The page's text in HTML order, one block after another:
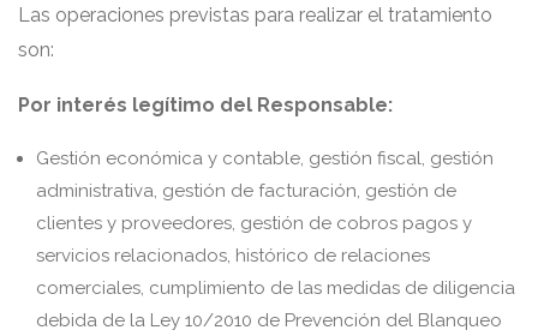
Las operaciones previstas para realizar el tratamiento
son:
Por interés legítimo del Responsable:
Gestión económica y contable, gestión fiscal, gestión
administrativa, gestión de facturación, gestión de
clientes y proveedores, gestión de cobros pagos y
servicios relacionados, histórico de relaciones
comerciales, cumplimiento de las medidas de diligencia
debida de la Ley 10/2010 de Prevención del Blanqueo